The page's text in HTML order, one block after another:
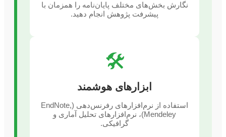
نگارش بخش‌های مختلف پایان‌نامه را همزمان با
پیشرفت پژوهش انجام دهید.
🛠️
ابزارهای هوشمند
استفاده از نرم‌افزارهای رفرنس‌دهی (EndNote,
Mendeley)، نرم‌افزارهای تحلیل آماری و
گرافیکی.